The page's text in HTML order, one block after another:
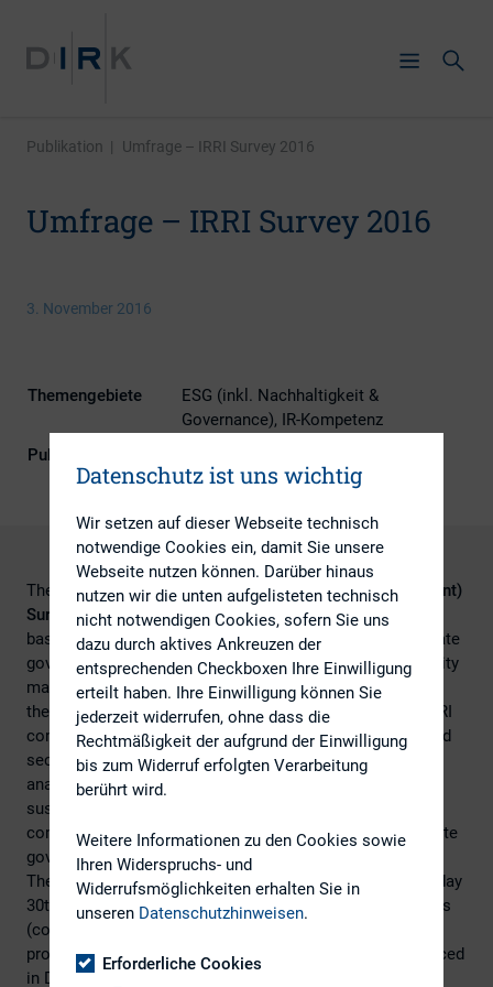
Publikation | Umfrage – IRRI Survey 2016
Umfrage – IRRI Survey 2016
3. November 2016
Themengebiete
ESG (inkl. Nachhaltigkeit &
Governance), IR-Kompetenz
Publikationsform
The
IRRI (Independent Research in Responsible Investment)
Survey
is the annual, globally-authoritative, practitioner-
based review of best practice and trends in SRI & corporate
governance. Investor relations and corporate responsibility
managers from listed companies are invited to complete
the Survey. This enables them to benchmark their own SRI
communications activity against their global, regional and
sectoral peers, reward good research by voting for the
analysts & firms that best understand and reflect on the
sustainability challenges and opportunities facing your
company and influence the future shape of SRI & corporate
governance research.
The survey runs from Tuesday 1st November to Wednesday
30th November 2016 and is open to all quoted companies
(corporates), asset managers, asset owners, research
providers, and ‘sell-side’ brokers . Results will be announced
in December 2016.
Datenschutz ist uns wichtig
Wir setzen auf dieser Webseite technisch
notwendige Cookies ein, damit Sie unsere
Webseite nutzen können. Darüber hinaus
nutzen wir die unten aufgelisteten technisch
nicht notwendigen Cookies, sofern Sie uns
dazu durch aktives Ankreuzen der
entsprechenden Checkboxen Ihre Einwilligung
erteilt haben. Ihre Einwilligung können Sie
jederzeit widerrufen, ohne dass die
Rechtmäßigkeit der aufgrund der Einwilligung
bis zum Widerruf erfolgten Verarbeitung
berührt wird.
Weitere Informationen zu den Cookies sowie
Ihren Widerspruchs- und
Widerrufsmöglichkeiten erhalten Sie in
unseren Datenschutzhinweisen.
Erforderliche Cookies